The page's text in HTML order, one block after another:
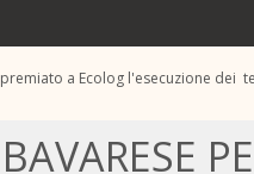
a Ecolog l'esecuzione dei